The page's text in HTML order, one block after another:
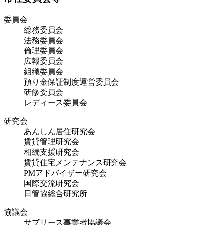
委員会
総務委員会
法務委員会
倫理委員会
広報委員会
組織委員会
預り金保証制度運営委員会
研修委員会
レディース委員会
研究会
あんしん居住研究会
賃貸管理研究会
相続支援研究会
賃貸住宅メンテナンス研究会
PMアドバイザー研究会
国際交流研究会
日管協総合研究所
協議会
サブリース事業者協議会